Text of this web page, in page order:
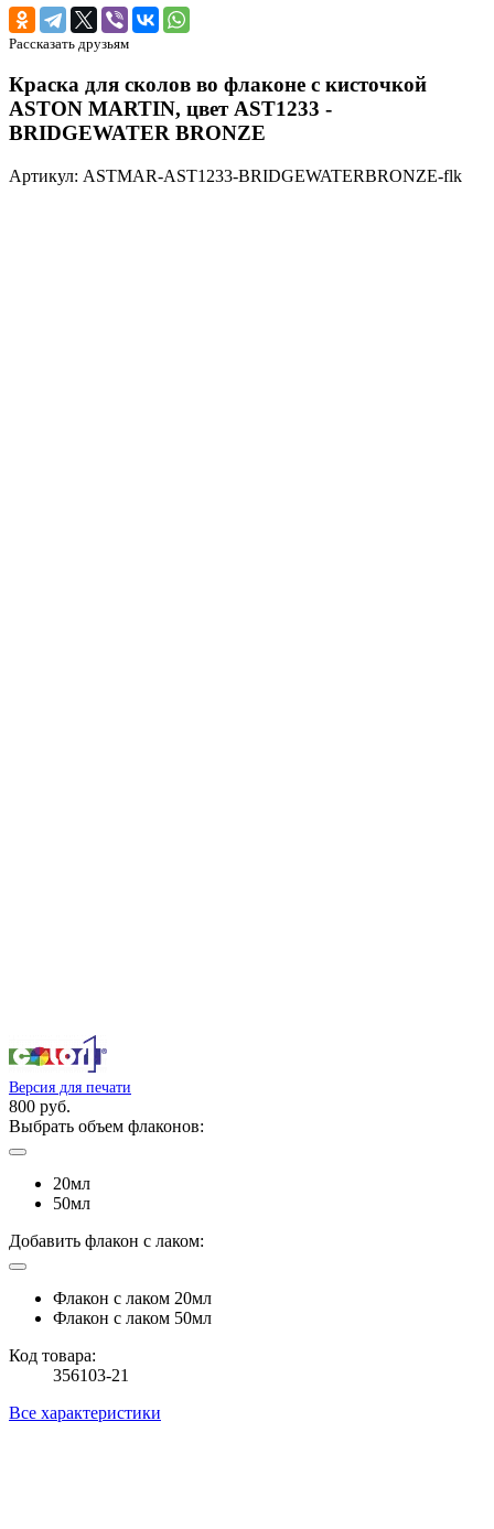
Рассказать друзьям
Краска для сколов во флаконе с кисточкой
ASTON MARTIN, цвет AST1233 -
BRIDGEWATER BRONZE
Артикул: ASTMAR-AST1233-BRIDGEWATERBRONZE-flk
Версия для печати
800 руб.
Выбрать объем флаконов:
20мл
50мл
Добавить флакон с лаком:
Флакон с лаком 20мл
Флакон с лаком 50мл
Код товара:
356103-21
Все характеристики